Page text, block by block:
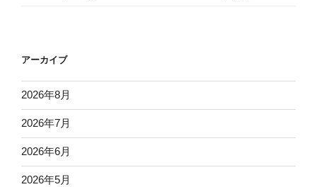
アーカイブ
2026年8月
2026年7月
2026年6月
2026年5月